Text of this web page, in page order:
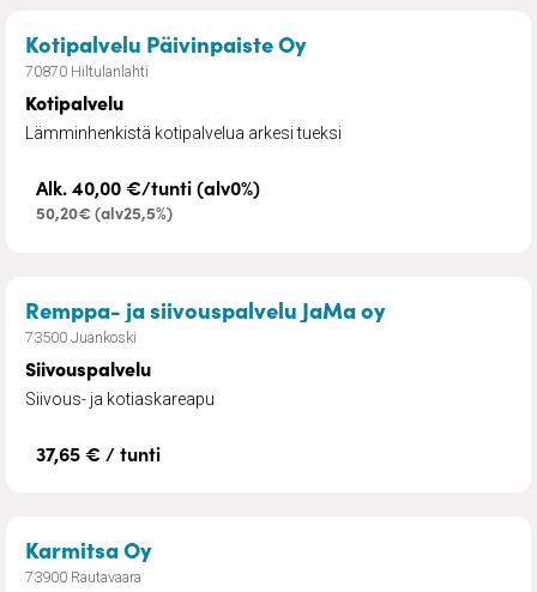
Kotipalvelu Päivinpaiste Oy– Kotipalvelu
70870 Hiltulanlahti
Kotipalvelu
Lämminhenkistä kotipalvelua arkesi tueksi
Alk. 40,00 €/tunti (alv0%)
50,20€ (alv25,5%)
Remppa- ja siivouspalvelu JaMa oy–
73500 Juankoski
Siivouspalvelu
Siivous- ja kotiaskareapu
37,65 € / tunti
Karmitsa Oy– Kotisiivousta
73900 Rautavaara